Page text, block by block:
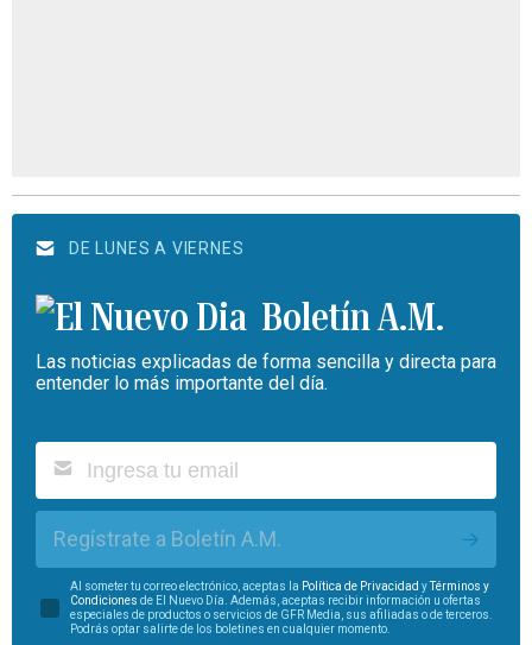
DE LUNES A VIERNES
Boletín A.M.
Las noticias explicadas de forma sencilla y directa para
entender lo más importante del día.
Regístrate a Boletín A.M.
Al someter tu correo electrónico, aceptas la Política de Privacidad yTérminos y
Condiciones de El Nuevo Día. Además, aceptas recibir información u ofertas
especiales de productos o servicios de GFR Media, sus afiliadas o de terceros.
Podrás optar salirte de los boletines en cualquier momento.